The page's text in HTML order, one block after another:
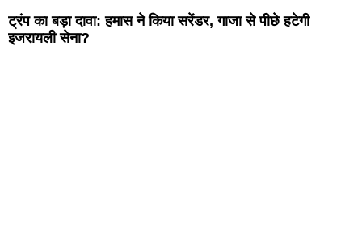
ट्रंप का बड़ा दावा: हमास ने किया सरेंडर, गाजा से पीछे हटेगी
इजरायली सेना?